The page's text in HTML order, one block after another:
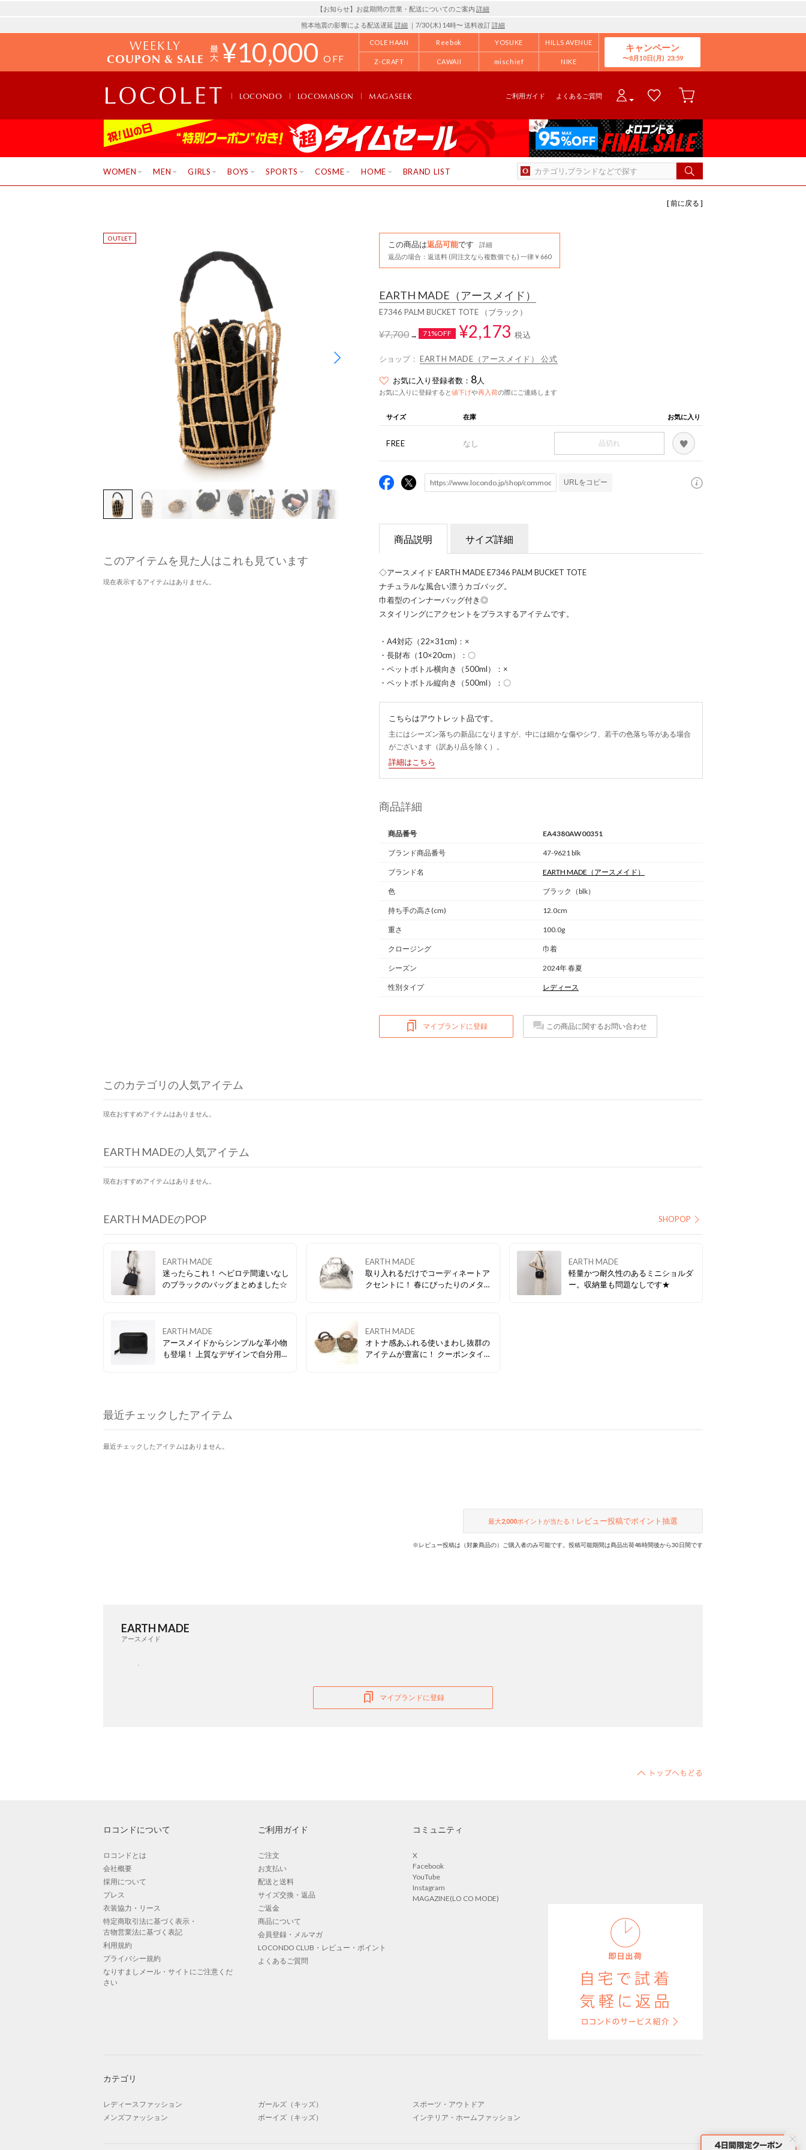
【お知らせ】お盆期間の営業・配送についてのご案内 詳細
熊本地震の影響による配送遅延 詳細 ｜7/30 (木) 14時〜 送料改訂詳細
WEEKLY
COUPON & SALE ¥10,000 OFF
COLE HAAN Reebok YOSUKE HILLS AVENUE
Z-CRAFT CAWAII mischief NIKE
キャンペーン
8月10日(月)
LOCONDO LOCOMAISON MAGASEEK ご利用ガイド よくあるご質問
WOMEN MEN GIRLS BOYS SPORTS COSME HOME BRAND LIST
[ 前に戻る ]
このアイテムを見た人はこれも見ています
現在表示するアイテムはありません。
この商品は返品可能です
詳細
返品の場合：返送料 (同注文なら複数個でも) 一律￥660
EARTH MADE （アースメイド）
E7346 PALM BUCKET TOTE （ブラック）
¥7,700→ 71%OFF ¥2,173 税込
ショップ： EARTH MADE（アースメイド） 公式
お気に入り登録者数： 8人
お気に入りに登録すると値下げや再入荷の際にご連絡します
サイズ 在庫 お気に入り
FREE なし 品切れ
URLをコピー
商品説明 サイズ詳細
◇アースメイド EARTH MADE E7346 PALM BUCKET TOTE
ナチュラルな風合い漂うカゴバッグ。
巾着型のインナーバッグ付き◎
スタイリングにアクセントをプラスするアイテムです。
・A4対応（22×31cm)：×
・長財布（10×20cm）：〇
・ペットボトル横向き（500ml）：×
・ペットボトル縦向き（500ml）：〇
こちらはアウトレット品です。
主にはシーズン落ちの新品になりますが、中には細かな傷やシワ、若干の色落ち等がある場合
がございます（訳あり品を除く）。
詳細はこちら
商品詳細
商品番号 EA4380AW00351
ブランド商品番号 47-9621 blk
ブランド名 EARTH MADE （アースメイド）
色 ブラック（blk）
持ち手の高さ(cm) 12.0cm
重さ 100.0g
クロージング 巾着
シーズン 2024年 春夏
性別タイプ レディース
マイブランドに登録 この商品に関するお問い合わせ
このカテゴリの人気アイテム
現在おすすめアイテムはありません。
EARTH MADEの人気アイテム
現在おすすめアイテムはありません。
EARTH MADEのPOP SHOPOP
EARTH MADE
迷ったらこれ！ ヘビロテ間違いなし
のブラックのバッグまとめました☆
EARTH MADE
取り入れるだけでコーディネートア
クセントに！ 春にぴったりのメタリ
EARTH MADE
軽量かつ耐久性のあるミニショルダ
ー。収納量も問題なしです★
EARTH MADE
アースメイドからシンプルな革小物
も登場！ 上質なデザインで自分用に
EARTH MADE
オトナ感あふれる使いまわし抜群の
アイテムが豊富に！ クーポンタイム
最近チェックしたアイテム
最近チェックしたアイテムはありません。
最大2,000ポイントが当たる！ レビュー投稿でポイント抽選
※レビュー投稿は（対象商品の）ご購入者のみ可能です。投稿可能期間は商品出荷48時間後から30日間です
EARTH MADE
アースメイド
マイブランドに登録
ロコンドについて
ロコンドとは
会社概要
採用について
プレス
衣装協力・リース
特定商取引法に基づく表示・
古物営業法に基づく表記
利用規約
プライバシー規約
なりすましメール・サイトにご注意くだ
さい
ご利用ガイド
ご注文
お支払い
配送と送料
サイズ交換・返品
ご返金
商品について
会員登録・メルマガ
LOCONDO CLUB・レビュー・ポイント
よくあるご質問
コミュニティ
X
Facebook
YouTube
Instagram
MAGAZINE(LO CO MODE)
カテゴリ
レディースファッション
メンズファッション
ガールズ（キッズ）
ボーイズ（キッズ）
スポーツ・アウトドア
インテリア・ホームファッション